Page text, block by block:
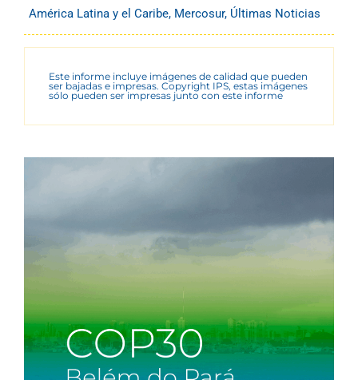
América Latina y el Caribe, Mercosur, Últimas Noticias
Este informe incluye imágenes de calidad que pueden
ser bajadas e impresas. Copyright IPS, estas imágenes
sólo pueden ser impresas junto con este informe